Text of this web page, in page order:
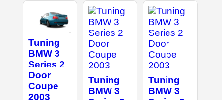
Tuning
BMW 3
Series 2
Door
Coupe
2003
Tuning
BMW 3
Tuning
BMW 3